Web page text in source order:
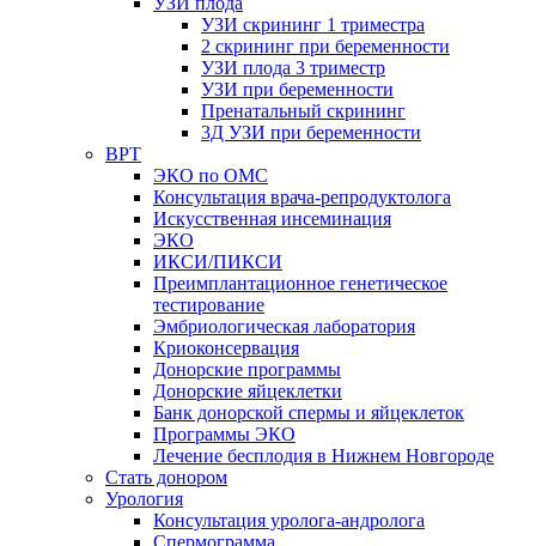
УЗИ скрининг 1 триместра
2 скрининг при беременности
УЗИ плода 3 триместр
УЗИ при беременности
Пренатальный скрининг
3Д УЗИ при беременности
ВРТ
ЭКО по ОМС
Консультация врача-репродуктолога
Искусственная инсеминация
ЭКО
ИКСИ/ПИКСИ
Преимплантационное генетическое
тестирование
Эмбриологическая лаборатория
Криоконсервация
Донорские программы
Донорские яйцеклетки
Банк донорской спермы и яйцеклеток
Программы ЭКО
Лечение бесплодия в Нижнем Новгороде
Стать донором
Урология
Консультация уролога-андролога